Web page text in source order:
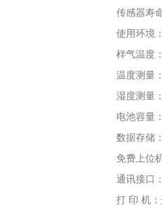
传感器寿命
使用环境：
样气温度：-
温度测量：
湿度测量：
电池容量：
数据存储：
免费上位机
通讯接口：
打 印 机：